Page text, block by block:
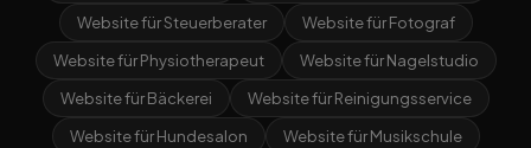
Website für Steuerberater
Website für Fotograf
Website für Physiotherapeut
Website für Nagelstudio
Website für Bäckerei
Website für Reinigungsservice
Website für Hundesalon
Website für Musikschule